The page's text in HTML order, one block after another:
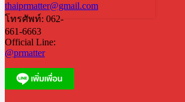
thaiprmatter@gmail.com
โทรศัพท์: 062-
661-6663
Official Line:
@prmatter